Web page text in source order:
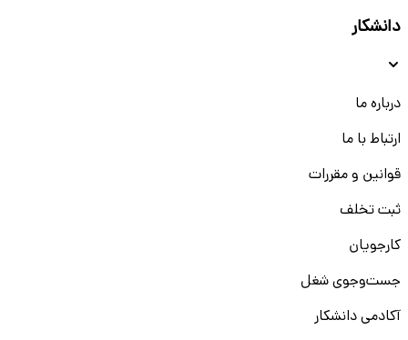
دانشکار
درباره ما
ارتباط با ما
قوانین و مقررات
ثبت تخلف
کارجویان
جست‌و‌جوی شغل
آکادمی دانشکار